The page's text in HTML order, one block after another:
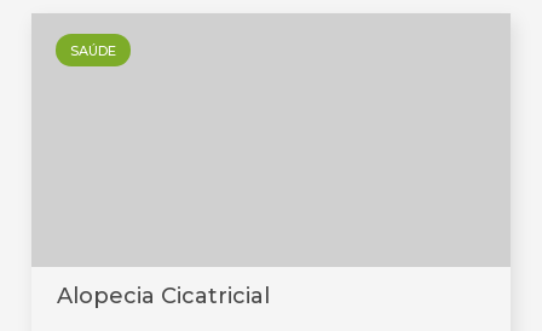
SAÚDE
Alopecia Cicatricial